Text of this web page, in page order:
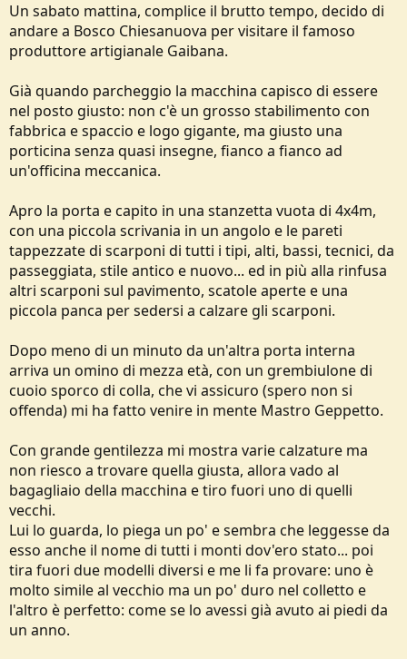
i
o
n
Un sabato mattina, complice il brutto tempo, decido di
andare a Bosco Chiesanuova per visitare il famoso
produttore artigianale Gaibana.
Già quando parcheggio la macchina capisco di essere
nel posto giusto: non c'è un grosso stabilimento con
fabbrica e spaccio e logo gigante, ma giusto una
porticina senza quasi insegne, fianco a fianco ad
un'officina meccanica.
Apro la porta e capito in una stanzetta vuota di 4x4m,
con una piccola scrivania in un angolo e le pareti
tappezzate di scarponi di tutti i tipi, alti, bassi, tecnici, da
passeggiata, stile antico e nuovo... ed in più alla rinfusa
altri scarponi sul pavimento, scatole aperte e una
piccola panca per sedersi a calzare gli scarponi.
Dopo meno di un minuto da un'altra porta interna
arriva un omino di mezza età, con un grembiulone di
cuoio sporco di colla, che vi assicuro (spero non si
offenda) mi ha fatto venire in mente Mastro Geppetto.
Con grande gentilezza mi mostra varie calzature ma
non riesco a trovare quella giusta, allora vado al
bagagliaio della macchina e tiro fuori uno di quelli
vecchi.
Lui lo guarda, lo piega un po' e sembra che leggesse da
esso anche il nome di tutti i monti dov'ero stato... poi
tira fuori due modelli diversi e me li fa provare: uno è
molto simile al vecchio ma un po' duro nel colletto e
l'altro è perfetto: come se lo avessi già avuto ai piedi da
un anno.